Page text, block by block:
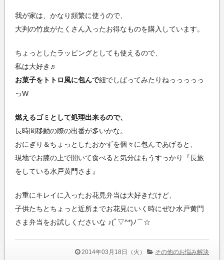
我が家は、かなり頻繁に使うので、
大判の竹皮がたくさん入ったお得なものを購入しています。
ちょっとしたラッピングとしても使えるので、
私は大好き♬
お菓子をトトロ風に包んで紐でしばってみたりねっっっっっ
っW
燃えるゴミとして処理出来るので、
長時間移動の際の出番が多いかな。
おにぎり＆ちょっとしたおかずを個々に包んであげると、
現地でお膝の上で開いて食べると気分はもうすっかり『長旅
をしている水戸黄門さま』
お重にキレイに入ったお花見弁当は大好きだけど、
子供たちとちょっと近所までお花見にいく時にぜひ水戸黄門
さま弁当をお試しくださいな ♪(ﾟ▽^*)ﾉ⌒☆
2014年03月18日（火） その他のお悩み解決